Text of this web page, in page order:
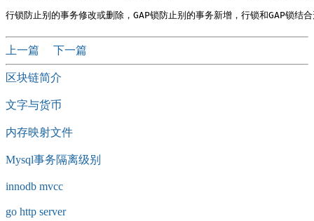
上一篇 下一篇
区块链简介
文字与货币
内存映射文件
Mysql事务隔离级别
innodb mvcc
go http server